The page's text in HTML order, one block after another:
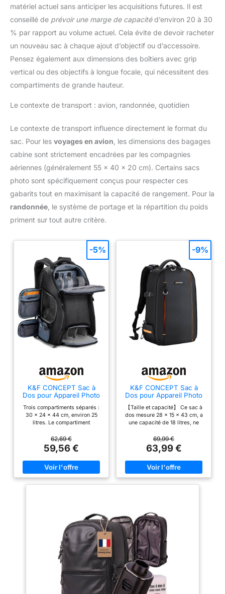
matériel actuel sans anticiper les acquisitions futures. Il est
conseillé de prévoir une marge de capacitéd’environ 20 à 30
% par rapport au volume actuel. Cela évite de devoir racheter
un nouveau sac à chaque ajout d’objectif ou d’accessoire.
Pensez également aux dimensions des boîtiers avec grip
vertical ou des objectifs à longue focale, qui nécessitent des
compartiments de grande hauteur.
Le contexte de transport : avion, randonnée, quotidien
Le contexte de transport influence directement le format du
sac. Pour les voyages en avion , les dimensions des bagages
cabine sont strictement encadrées par les compagnies
aériennes (généralement 55 x 40 x 20 cm). Certains sacs
photo sont spécifiquement conçus pour respecter ces
gabarits tout en maximisant la capacité de rangement. Pour la
randonnée , le système de portage et la répartition du poids
priment sur tout autre critère.
K&F CONCEPT Sac à
Dos pour Appareil Photo
Trois compartiments séparés :
30 x 24 x 44 cm, environ 25
litres. Le compartiment
objectif de 200 mm ou un drone
Mavic Air 2. Compartiment
central pour un appareil photo,
2 objectifs standard ou 2
caméras. Compartiment
inférieur pour 3 objectifs
transport – pour être rapidement
à portée de main dans les
moments cruciaux. Autres
poches de rangement :
nombreuses poches
fonctionnelles pour ranger
téléphone portable, filtre, câble
de données, chargeurs, porte-
monnaie, cartes mémoire, clés,
lunettes, iPad, etc.
62,69 €
59,56 €
-5%
K&F CONCEPT Sac à
Dos pour Appareil Photo
【Taille et capacité】 Ce sac à
dos mesure 28 x 15 x 43 cm, a
une capacité de 18 litres, ne
deux appareils photo et
plusieurs objectifs. C'est un
excellent compagnon pour la
photographie, la randonnée,
l'alpinisme, les voyages et
même le shopping. 【Ouverture
personnalisation, vous
permettant de vous adapter à
différents scénarios de prise de
vue et d'organiser et
d'assembler facilement votre
équipement. 【Correspondance
des couleurs discrète】 Noir
simple et classique avec des
accents orange vif, calme et
énergique. 【Conception
détaillée】 Il y a des boucles de
69,99 €
63,99 €
-9%